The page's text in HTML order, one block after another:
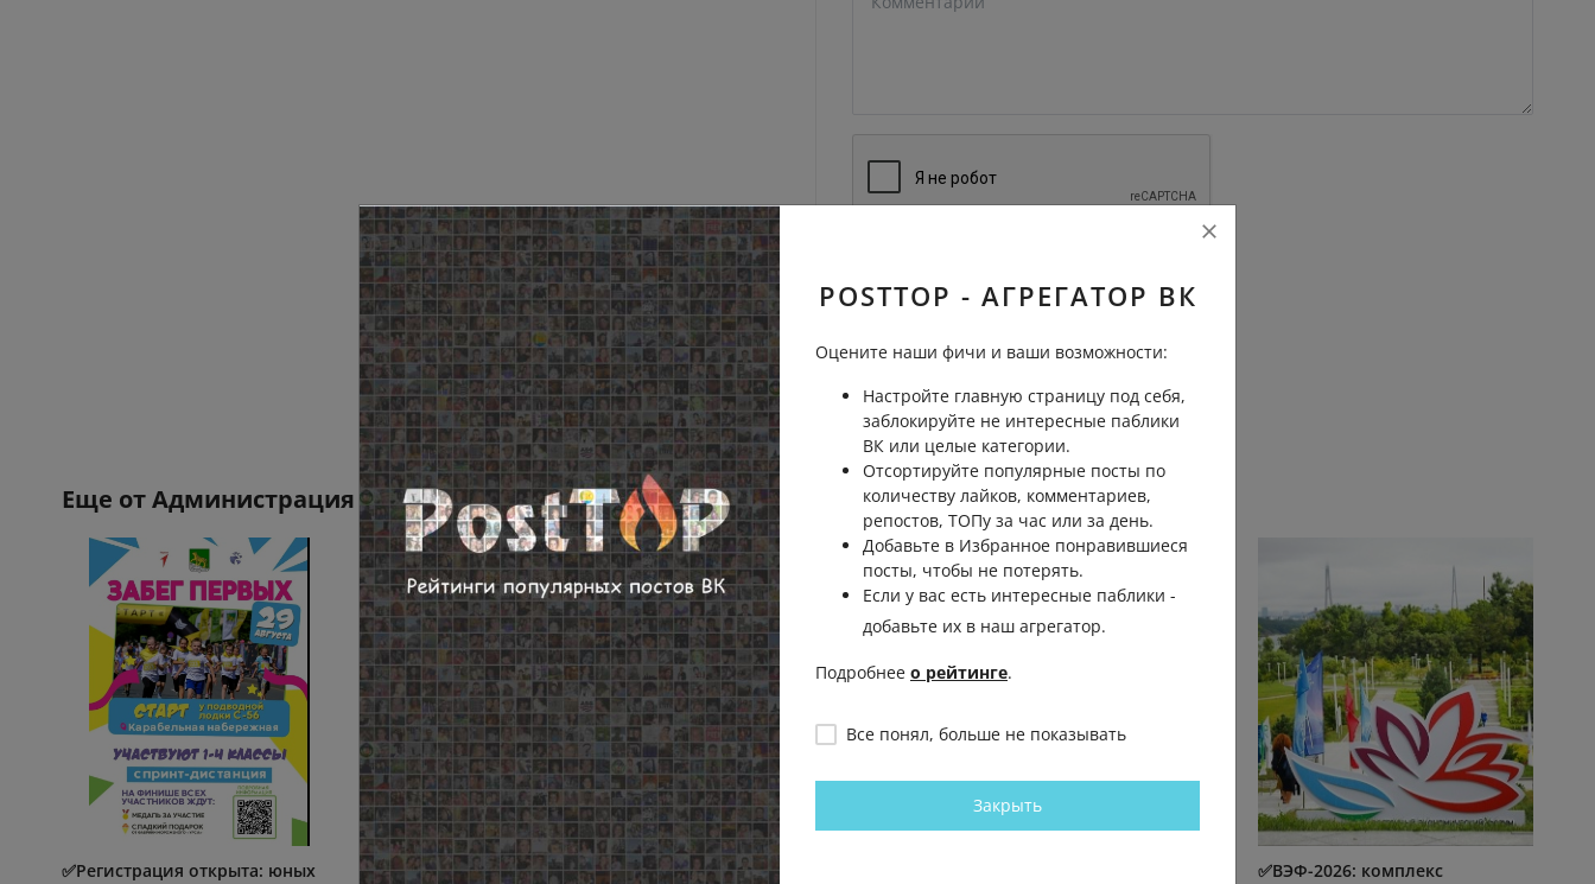
Еще отАдминистрация Владивостока
✅Регистрация открыта: юных
Юные таланты Владивостока
✅Осталось несколько дней,
✅ВЭФ-2026: комплекс
POSTTOP - АГРЕГАТОР ВК
Оцените наши фичи и ваши возможности:
Настройте главную страницу под себя,
заблокируйте не интересные паблики
ВК или целые категории.
Отсортируйте популярные посты по
количеству лайков, комментариев,
репостов, ТОПу за час или за день.
Добавьте в Избранное понравившиеся
посты, чтобы не потерять.
Если у вас есть интересные паблики -
добавьте их в наш агрегатор.
Подробнее о рейтинге.
Все понял, больше не показывать
Закрыть